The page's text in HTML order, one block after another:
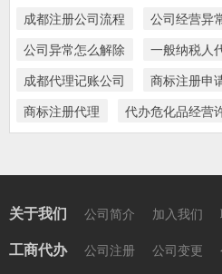
成都注册公司流程
公司经营异
公司异常怎么解除
一般纳税人
成都代理记账公司
商标注册申
商标注册代理
代办危化品经营
关于我们 公司简介 加入我们
工商代办 公司注册 公司变更